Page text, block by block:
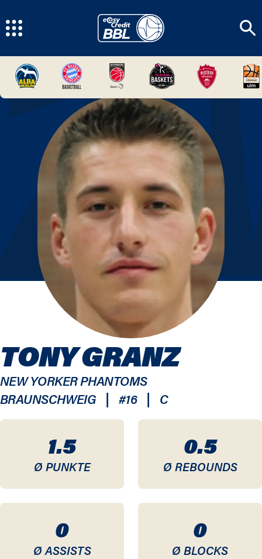
1.5
Ø PUNKTE
0.5
Ø REBOUNDS
0
Ø ASSISTS
0
Ø BLOCKS
TONY GRANZ
NEW YORKER PHANTOMS
BRAUNSCHWEIG | #16 | C